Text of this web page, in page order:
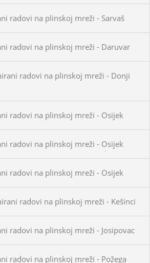
radovi na plinskoj mreži - Sarvaš
radovi na plinskoj mreži - Daruvar
radovi na plinskoj mreži - Donji
radovi na plinskoj mreži - Osijek
radovi na plinskoj mreži - Osijek
radovi na plinskoj mreži - Osijek
radovi na plinskoj mreži - Kešinci
radovi na plinskoj mreži - Josipovac
radovi na plinskoj mreži - Požega